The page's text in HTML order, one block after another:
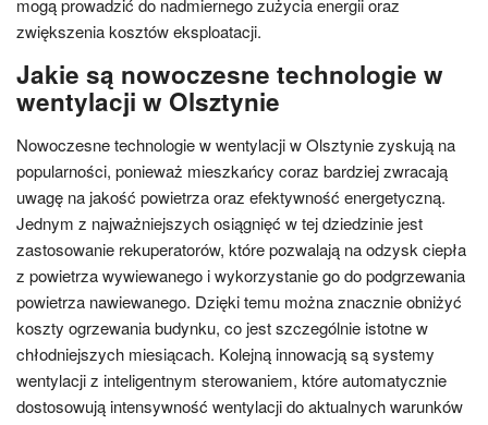
mogą prowadzić do nadmiernego zużycia energii oraz
zwiększenia kosztów eksploatacji.
Jakie są nowoczesne technologie w
wentylacji w Olsztynie
Nowoczesne technologie w wentylacji w Olsztynie zyskują na
popularności, ponieważ mieszkańcy coraz bardziej zwracają
uwagę na jakość powietrza oraz efektywność energetyczną.
Jednym z najważniejszych osiągnięć w tej dziedzinie jest
zastosowanie rekuperatorów, które pozwalają na odzysk ciepła
z powietrza wywiewanego i wykorzystanie go do podgrzewania
powietrza nawiewanego. Dzięki temu można znacznie obniżyć
koszty ogrzewania budynku, co jest szczególnie istotne w
chłodniejszych miesiącach. Kolejną innowacją są systemy
wentylacji z inteligentnym sterowaniem, które automatycznie
dostosowują intensywność wentylacji do aktualnych warunków